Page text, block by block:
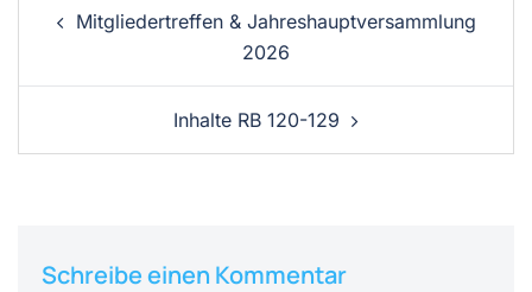
Mitgliedertreffen & Jahreshauptversammlung
2026
Inhalte RB 120-129
Schreibe einen Kommentar